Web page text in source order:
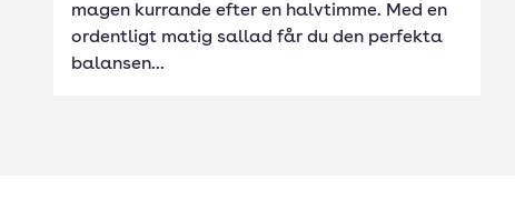
magen kurrande efter en halvtimme. Med en
ordentligt matig sallad får du den perfekta
balansen...